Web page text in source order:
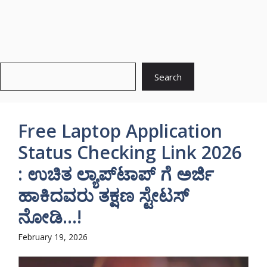
Search
Free Laptop Application
Status Checking Link 2026
: ಉಚಿತ ಲ್ಯಾಪ್‌ಟಾಪ್ ಗೆ ಅರ್ಜಿ
ಹಾಕಿದವರು ತಕ್ಷಣ ಸ್ಟೇಟಸ್
ನೋಡಿ…!
February 19, 2026